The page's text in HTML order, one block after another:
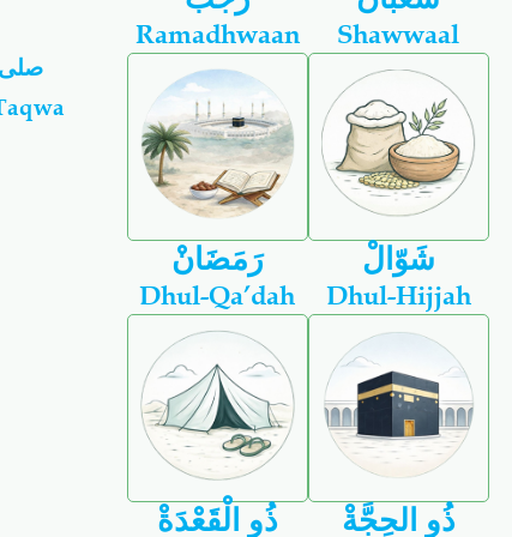
Ramadhwaan
رَمَضَانْ
Shawwaal
شَوّالْ
Dhul-Qa’dah
ذُو الْقَعْدَةْ
Dhul-Hijjah
ذُو الحِجَّةْ